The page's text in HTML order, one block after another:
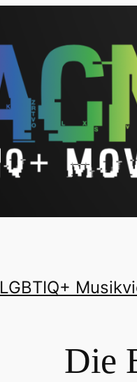
LGBTIQ+
Die